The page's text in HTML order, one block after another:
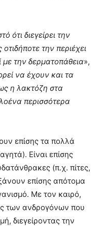
ότι διεγείρει την
την περιέχει
με την δερματοπάθεια»,
να έχουν και τα
η λακτόζη στα
περισσότερα
επίσης τα πολλά
Είναι επίσης
(π.χ. πίτες,
επίσης απότομα
Με τον καιρό,
των ανδρογόνων που
διεγείροντας την